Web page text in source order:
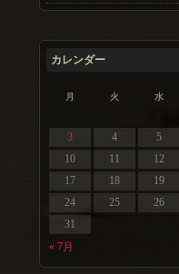
カレンダー
月 火 水
« 7月
3
4 5
10
11 12
17
18 19
24
25 26
31